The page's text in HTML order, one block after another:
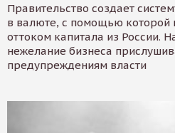
Правительство создает
в валюте, с помощью которой
оттоком капитала из России.
нежелание бизнеса
предупреждениям власти